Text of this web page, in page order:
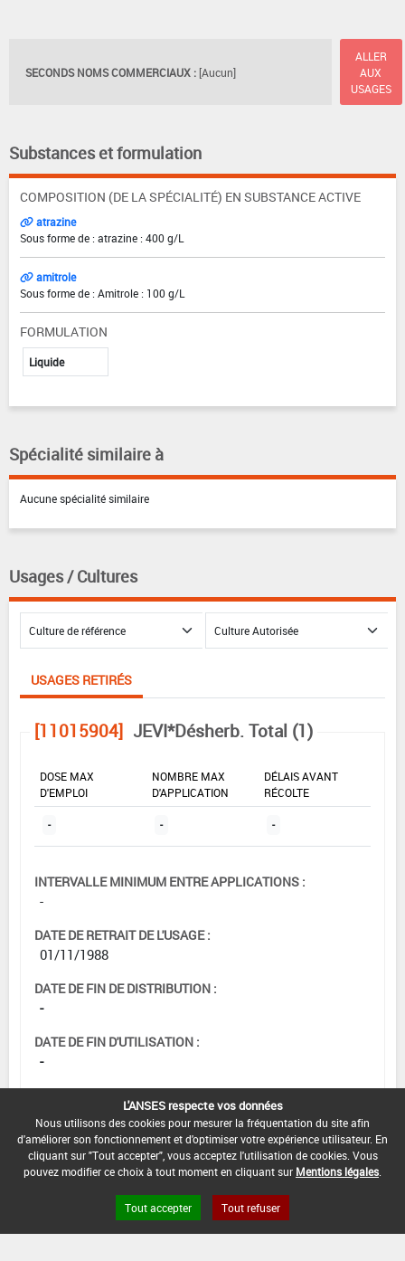
SECONDS NOMS COMMERCIAUX : [Aucun]
ALLER
AUX
USAGES
Substances et formulation
COMPOSITION (DE LA SPÉCIALITÉ) EN SUBSTANCE ACTIVE
atrazine
Sous forme de : atrazine : 400 g/L
amitrole
Sous forme de : Amitrole : 100 g/L
FORMULATION
Liquide
Spécialité similaire à
Aucune spécialité similaire
Usages / Cultures
USAGES RETIRÉS
[11015904] JEVI*Désherb. Total (1)
DOSE MAX
D'EMPLOI
NOMBRE MAX
D'APPLICATION
DÉLAIS AVANT
RÉCOLTE
- - -
INTERVALLE MINIMUM ENTRE APPLICATIONS :
-
DATE DE RETRAIT DE L'USAGE :
01/11/1988
DATE DE FIN DE DISTRIBUTION :
-
DATE DE FIN D'UTILISATION :
-
L'ANSES respecte vos données
Nous utilisons des cookies pour mesurer la fréquentation du site afin
d'améliorer son fonctionnement et d'optimiser votre expérience utilisateur. En
cliquant sur "Tout accepter", vous acceptez l'utilisation de cookies. Vous
pouvez modifier ce choix à tout moment en cliquant sur Mentions légales
Tout accepter Tout refuser